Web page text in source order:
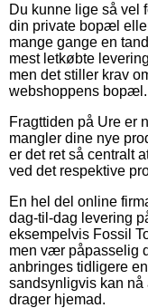
Du kunne lige så vel
din private bopæl
mange gange en
mest letkøbte
men det stiller krav
webshoppens bopæl.
Fragttiden på Ure er
mangler dine nye
er det ret så centralt
ved det respektive
En hel del online
dag-til-dag levering
eksempelvis Fossil
men vær påpasselig
anbringes tidligere
sandsynligvis kan nå
drager hjemad.